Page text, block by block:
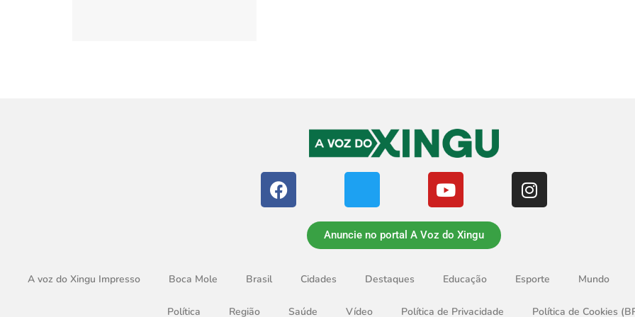
Anuncie no portal A Voz do Xingu
A voz do Xingu Impresso Boca Mole Brasil Cidades Destaques Educação Esporte Mundo
Política Região Saúde Vídeo Política de Privacidade Política de Cookies